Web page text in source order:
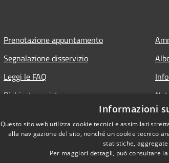
Prenotazione appuntamento
Segnalazione disservizio
Leggi le FAQ
Richiesta assistenza
Informazioni
Questo sito web utilizza cookie tecnici e assimilati
alla navigazione del sito, nonché un cookie tecnico
statistiche,
Per maggiori dettagli, può consultare